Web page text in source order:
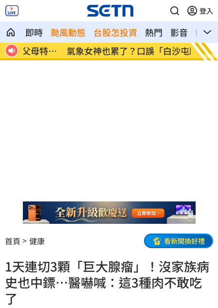
登入
即時 颱風動態 台股怎投資 熱門 影音
熱搜
徵
氣象女神也累了？口誤「白沙屯颱風」
酸民
嗆
首頁 健康 看新聞換好禮
1天連切3顆「巨大腺瘤」！沒家族病
史也中鏢…醫嚇喊：這3種肉不敢吃
了